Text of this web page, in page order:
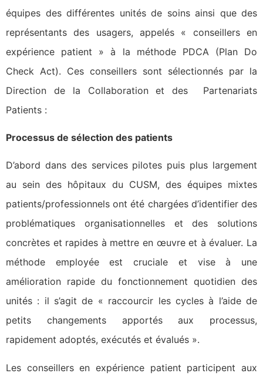
équipes des différentes unités de soins ainsi que des
représentants des usagers, appelés « conseillers en
expérience patient » à la méthode PDCA (Plan Do
Check Act). Ces conseillers sont sélectionnés par la
Direction de la Collaboration et des Partenariats
Patients :
Processus de sélection des patients
D’abord dans des services pilotes puis plus largement
au sein des hôpitaux du CUSM, des équipes mixtes
patients/professionnels ont été chargées d’identifier des
problématiques organisationnelles et des solutions
concrètes et rapides à mettre en œuvre et à évaluer. La
méthode employée est cruciale et vise à une
amélioration rapide du fonctionnement quotidien des
unités : il s’agit de « raccourcir les cycles à l’aide de
petits changements apportés aux processus,
rapidement adoptés, exécutés et évalués ».
Les conseillers en expérience patient participent aux